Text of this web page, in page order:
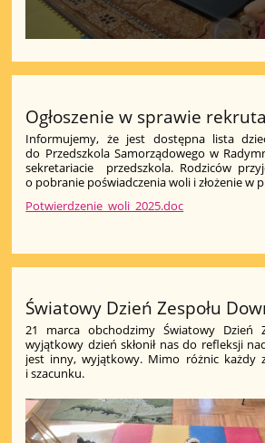
Ogłoszenie w sprawie
Informujemy, że jest dostępna lista
do Przedszkola Samorządowego w
sekretariacie przedszkola. Rodziców
o pobranie poświadczenia woli i złożenie w
Potwierdzenie_woli_2025.doc
Światowy Dzień Zespołu
21 marca obchodzimy Światowy Dzień
wyjątkowy dzień skłonił nas do refleksji
jest inny, wyjątkowy. Mimo różnic każdy
i szacunku.